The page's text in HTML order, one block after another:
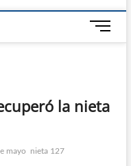
B
o
d
e
la nieta
mayo nieta 127